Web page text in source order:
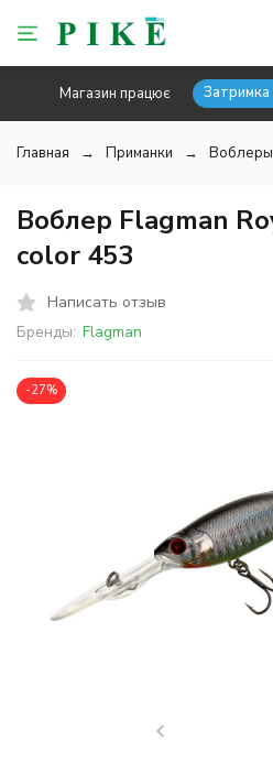
Магазин працює Затримка
Главная Приманки Воблеры
Воблер Flagman
color 453
Написать отзыв
Бренды: Flagman
-27%